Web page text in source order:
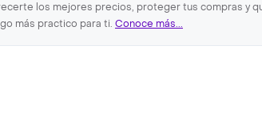
los mejores precios, proteger tus compras y
más practico para ti. Conoce más...